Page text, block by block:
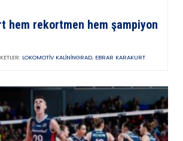
hem rekortmen hem şampiyon
LOKOMOTIV KALININGRAD, EBRAR KARAKURT